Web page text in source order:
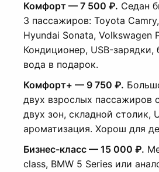
Комфорт — 7 500 ₽. Седан
3 пассажиров: Toyota
Hyundai Sonata, Volkswagen
Кондиционер, USB-зарядки,
вода в подарок.
Комфорт+ — 9 750 ₽.
двух взрослых пассажиров
двух зон, складной столик,
ароматизация. Хорош для
Бизнес-класс — 15 000 ₽.
class, BMW 5 Series или